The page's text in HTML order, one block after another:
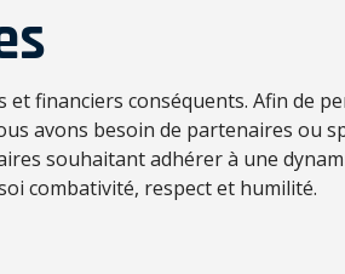
financiers conséquents. Afin de
avons besoin de partenaires ou
souhaitant adhérer à une
combativité, respect et humilité.